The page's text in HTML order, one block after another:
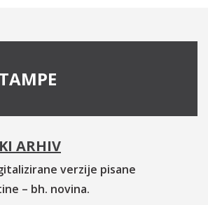
ARHIV
verzije pisane
– bh. novina.